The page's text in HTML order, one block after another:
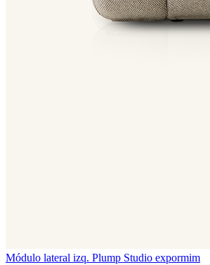
Módulo lateral izq. Plump Studio expormim